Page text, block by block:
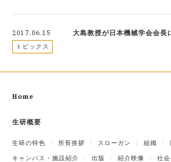
2017.06.15
トピックス
大島教授が日本機械学会会長
Home
生研概要
生研の特色 所長挨拶 スローガン 組織
キャンパス・施設紹介 出版 紹介映像 社